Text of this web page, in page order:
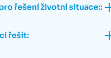
řešení životní situace::
řešit: